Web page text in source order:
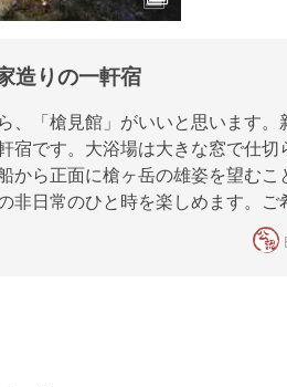
造りの一軒宿
、「槍見館」がいいと思います。
宿です。大浴場は大きな窓で仕
から正面に槍ヶ岳の雄姿を望む
非日常のひと時を楽しめます。ご